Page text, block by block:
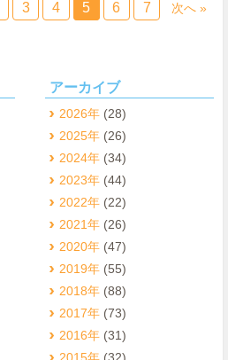
3 4 5 6 7 次へ »
アーカイブ
2026年(28)
2025年(26)
2024年(34)
2023年(44)
2022年(22)
2021年(26)
2020年(47)
2019年(55)
2018年(88)
2017年(73)
2016年(31)
2015年(32)